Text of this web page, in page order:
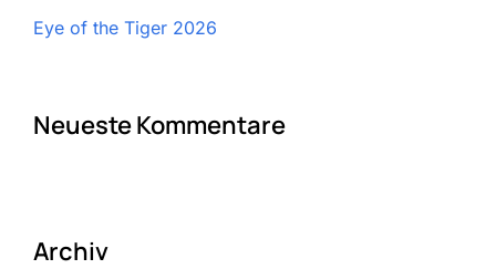
Eye of the Tiger 2026
Neueste Kommentare
Archiv